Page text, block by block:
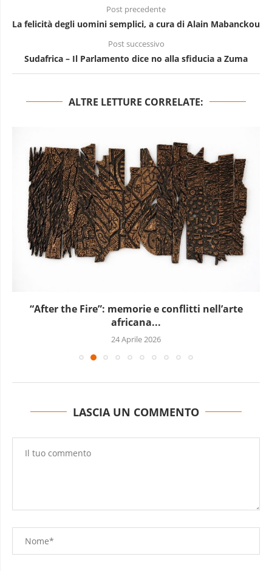
Post precedente
La felicità degli uomini semplici, a cura di Alain Mabanckou
Post successivo
Sudafrica – Il Parlamento dice no alla sfiducia a Zuma
ALTRE LETTURE CORRELATE:
“After the Fire”: memorie e conflitti nell’arte
africana...
24 Aprile 2026
LASCIA UN COMMENTO